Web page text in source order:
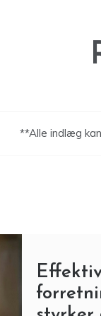
**Alle indlæg